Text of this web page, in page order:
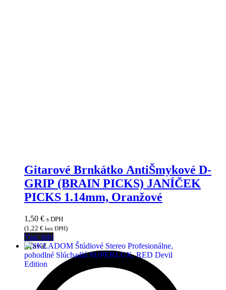
Gitarové Brnkátko AntiŠmykové D-
GRIP (BRAIN PICKS) JANÍČEK
PICKS 1.14mm, Oranžové
1,50 € s DPH
(1,22 € bez DPH)
Viac info
Zľava!